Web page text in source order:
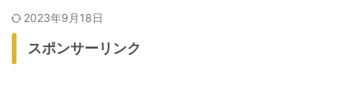
2023年9月18日
スポンサーリンク